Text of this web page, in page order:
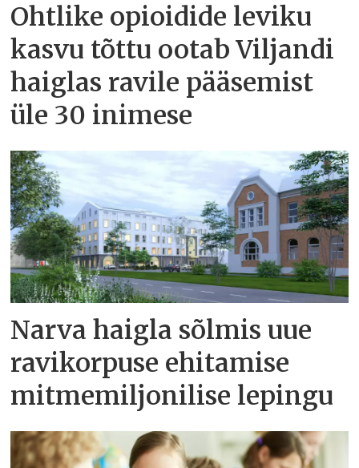
Ohtlike opioidide leviku
kasvu tõttu ootab Viljandi
haiglas ravile pääsemist
üle 30 inimese
Narva haigla sõlmis uue
ravikorpuse ehitamise
mitmemiljonilise lepingu